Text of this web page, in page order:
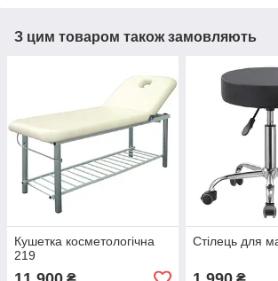
З цим товаром також замовляють
Кушетка косметологічна
219
Стілець для